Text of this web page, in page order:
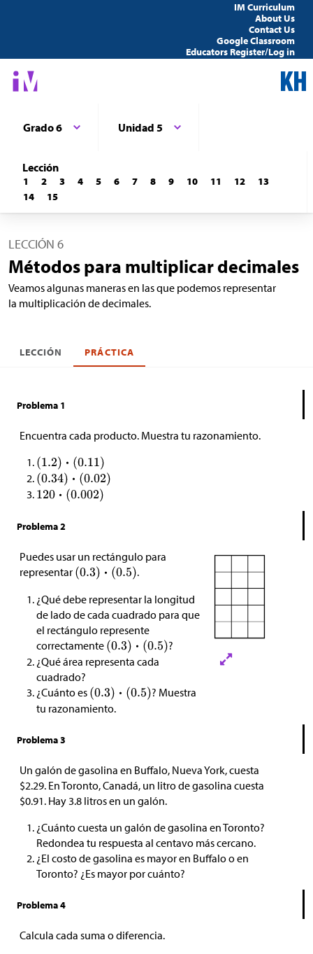
IM Curriculum
About Us
Contact Us
Google Classroom
Educators Register/Log in
Grado 6 Unidad 5
Lección
1 2 3 4 5 6 7 8 9 10 11 12
13
14
15
LECCIÓN 6
Métodos para multiplicar decimales
Veamos algunas maneras en las que podemos representar
la multiplicación de decimales.
LECCIÓN PRÁCTICA
Problema 1
Encuentra cada producto. Muestra tu razonamiento.
Problema 2
Puedes usar un rectángulo para
representar
.
¿Qué debe representar la longitud
de lado de cada cuadrado para que
el rectángulo represente
correctamente
?
¿Qué área representa cada
cuadrado?
¿Cuánto es
? Muestra
tu razonamiento.
Problema 3
Un galón de gasolina en Buffalo, Nueva York, cuesta
$2.29. En Toronto, Canadá, un litro de gasolina cuesta
$0.91. Hay 3.8 litros en un galón.
¿Cuánto cuesta un galón de gasolina en Toronto?
Redondea tu respuesta al centavo más cercano.
¿El costo de gasolina es mayor en Buffalo o en
Toronto? ¿Es mayor por cuánto?
Problema 4
Calcula cada suma o diferencia.